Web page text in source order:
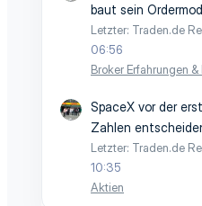
baut sein
Letzter: Traden.de
06:56
Broker Erfahrungen &
SpaceX vor der
Zahlen
Letzter: Traden.de
10:35
Aktien